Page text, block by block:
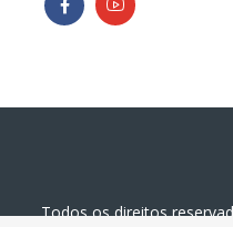
Todos os direitos